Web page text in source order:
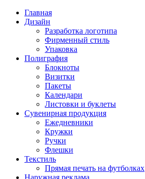
Главная
Дизайн
Разработка логотипа
Фирменный стиль
Упаковка
Полиграфия
Блокноты
Визитки
Пакеты
Календари
Листовки и буклеты
Сувенирная продукция
Ежедневники
Кружки
Ручки
Флешки
Текстиль
Прямая печать на футболках
Наружная реклама